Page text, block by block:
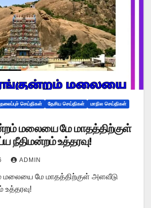
தலைப்புச் செய்திகள் தேசிய செய்திகள்
மாநில செய்திகள்
மலையை மே மாதத்திற்குள்
நீதிமன்றம் உத்தரவு!
ADMIN
மலையை மே மாதத்திற்குள் அளவீடு